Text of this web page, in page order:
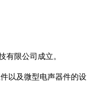
有限公司成立。
以及微型电声器件的设